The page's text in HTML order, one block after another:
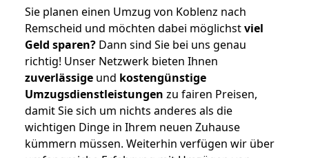
Sie planen einen Umzug von Koblenz nach
Remscheid und möchten dabei möglichstviel
Geld sparen? Dann sind Sie bei uns genau
richtig! Unser Netzwerk bieten Ihnen
zuverlässige und kostengünstige
Umzugsdienstleistungen zu fairen Preisen,
damit Sie sich um nichts anderes als die
wichtigen Dinge in Ihrem neuen Zuhause
kümmern müssen. Weiterhin verfügen wir über